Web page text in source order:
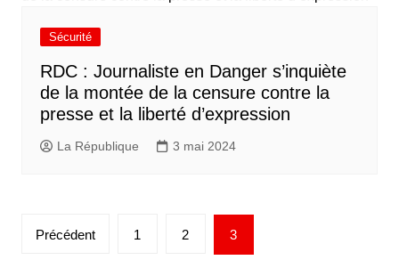
Sécurité
RDC : Journaliste en Danger s’inquiète
de la montée de la censure contre la
presse et la liberté d’expression
La République 3 mai 2024
Précédent 1 2 3